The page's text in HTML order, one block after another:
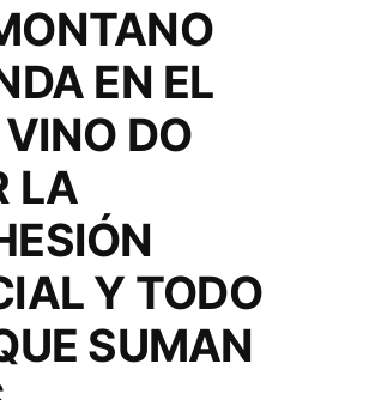
EN EL
DO
LA
Y TODO
SUMAN